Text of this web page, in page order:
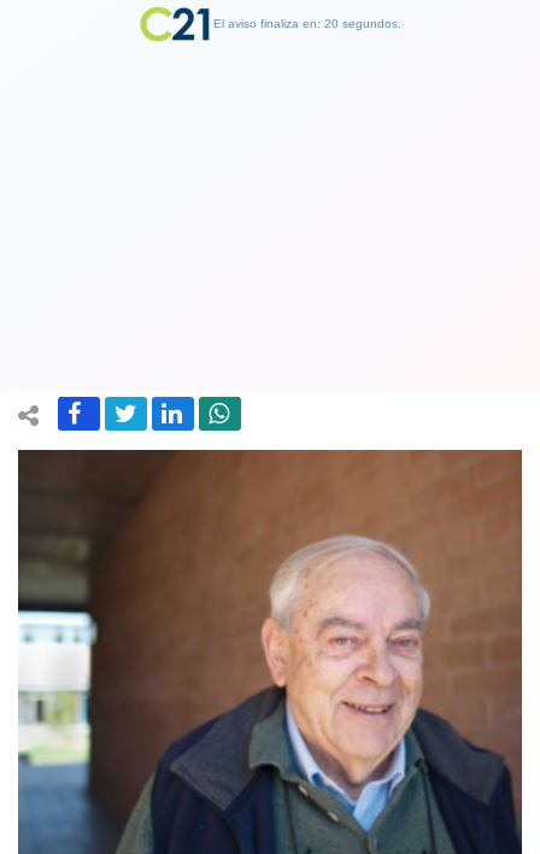
El aviso finaliza en: 19 segundos.